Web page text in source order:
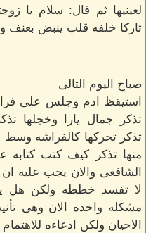
لعينيها ثم قال: سلام يا
تاركا خلفه قلب ينبض بعنف
صباح اليوم التالى
استيقظ ادم وجلس على
تذكر جمال يارا وخجلها
تذكر تحركها كالفراشه وسط
منها تذكر كيف كتب كتابه
الشافعى والان يجب عليه
لا تفسد خططه ولكن هل
مشكله واحده الان وهى
الاحيان ولكن ادعاءه